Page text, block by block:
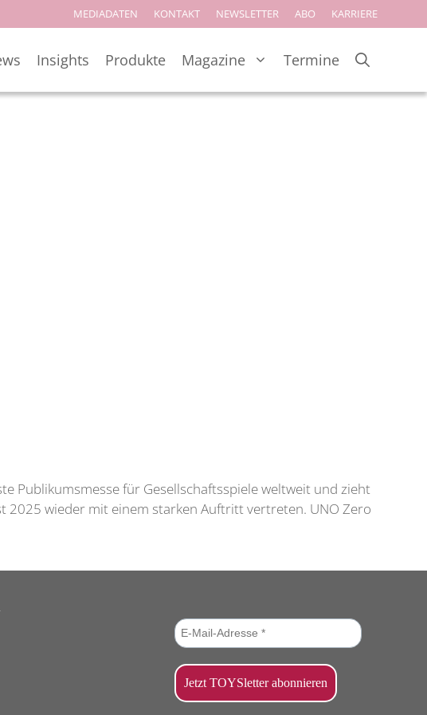
MEDIADATEN KONTAKT NEWSLETTER ABO KARRIERE
Insights Produkte Magazine Termine
Publikumsmesse für Gesellschaftsspiele weltweit und zieht
2025 wieder mit einem starken Auftritt vertreten. UNO Zero